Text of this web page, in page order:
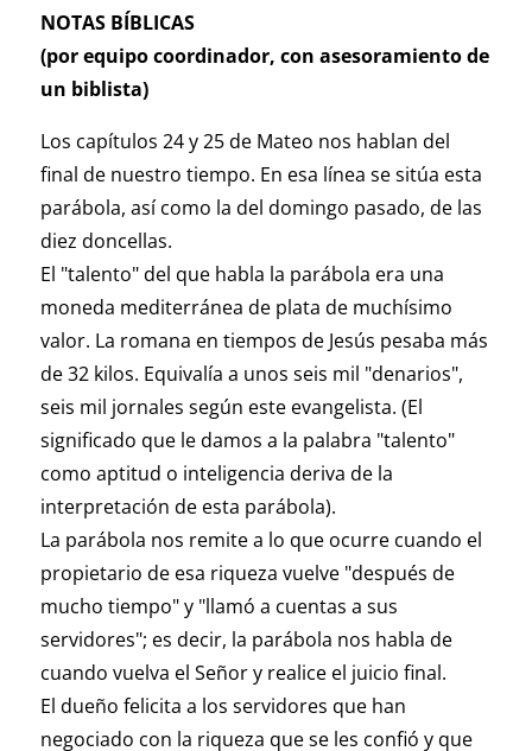
NOTAS BÍBLICAS
(por equipo coordinador, con asesoramiento de
un biblista)
Los capítulos 24 y 25 de Mateo nos hablan del
final de nuestro tiempo. En esa línea se sitúa esta
parábola, así como la del domingo pasado, de las
diez doncellas.
El "talento" del que habla la parábola era una
moneda mediterránea de plata de muchísimo
valor. La romana en tiempos de Jesús pesaba más
de 32 kilos. Equivalía a unos seis mil "denarios",
seis mil jornales según este evangelista. (El
significado que le damos a la palabra "talento"
como aptitud o inteligencia deriva de la
interpretación de esta parábola).
La parábola nos remite a lo que ocurre cuando el
propietario de esa riqueza vuelve "después de
mucho tiempo" y "llamó a cuentas a sus
servidores"; es decir, la parábola nos habla de
cuando vuelva el Señor y realice el juicio final.
El dueño felicita a los servidores que han
negociado con la riqueza que se les confió y que